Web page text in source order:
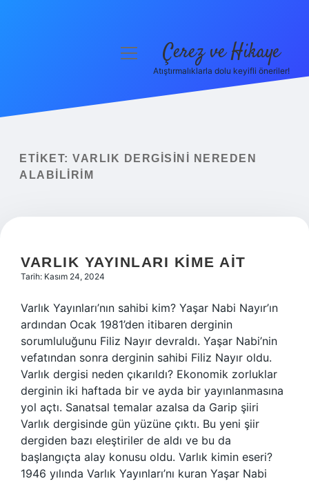
Yasal Uyarı
menüyü Çerez ve Hikaye
Atıştırmalıklarla dolu keyifli öneriler!
ETIKET: VARLIK DERGISINI NEREDEN
ALABILIRIM
VARLIK YAYINLARI KIME AIT
Tarih: Kasım 24, 2024
Varlık Yayınları’nın sahibi kim? Yaşar Nabi Nayır’ın
ardından Ocak 1981’den itibaren derginin
sorumluluğunu Filiz Nayır devraldı. Yaşar Nabi’nin
vefatından sonra derginin sahibi Filiz Nayır oldu.
Varlık dergisi neden çıkarıldı? Ekonomik zorluklar
derginin iki haftada bir ve ayda bir yayınlanmasına
yol açtı. Sanatsal temalar azalsa da Garip şiiri
Varlık dergisinde gün yüzüne çıktı. Bu yeni şiir
dergiden bazı eleştiriler de aldı ve bu da
başlangıçta alay konusu oldu. Varlık kimin eseri?
1946 yılında Varlık Yayınları’nı kuran Yaşar Nabi